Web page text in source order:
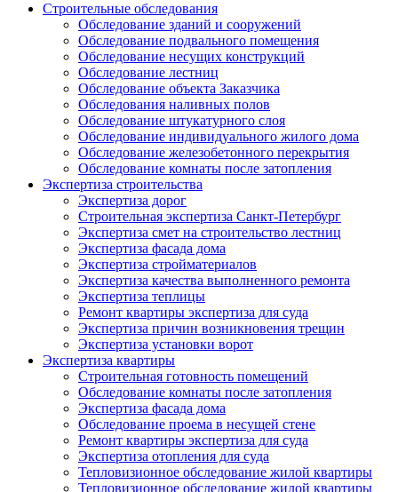
Строительные обследования
Обследование зданий и сооружений
Обследование подвального помещения
Обследование несущих конструкций
Обследование лестниц
Обследование объекта Заказчика
Обследования наливных полов
Обследование штукатурного слоя
Обследование индивидуального жилого дома
Обследование железобетонного перекрытия
Обследование комнаты после затопления
Экспертиза строительства
Экспертиза дорог
Строительная экспертиза Санкт-Петербург
Экспертиза смет на строительство лестниц
Экспертиза фасада дома
Экспертиза стройматериалов
Экспертиза качества выполненного ремонта
Экспертиза теплицы
Ремонт квартиры экспертиза для суда
Экспертиза причин возникновения трещин
Экспертиза установки ворот
Экспертиза квартиры
Строительная готовность помещений
Обследование комнаты после затопления
Экспертиза фасада дома
Обследование проема в несущей стене
Ремонт квартиры экспертиза для суда
Экспертиза отопления для суда
Тепловизионное обследование жилой квартиры
Тепловизионное обследование жилой квартиры